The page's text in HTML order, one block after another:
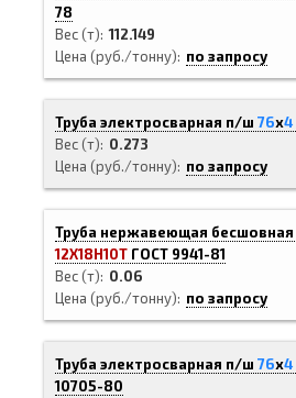
78
Вес (т) 112.149
Цена (руб./тонну)
по запросу
Труба электросварная п/ш 76х4
Вес (т)
0.273
Цена (руб./тонну)
по запросу
Труба нержавеющая бесшовная
12Х18Н10Т ГОСТ 9941-81
Вес (т)
0.06
Цена (руб./тонну)
по запросу
Труба электросварная п/ш 76х4
10705-80